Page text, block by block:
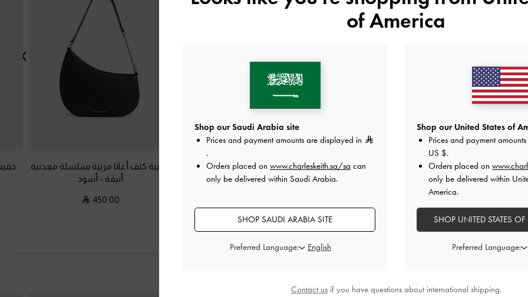
معدنية -
حقيبة كتف أغاثا بسلسلة-بنى شنطة كتف كالا- شوفاني
حقيبة كتف أغاثا مزينة بسلسلة معدنية
أنيقة - أسود
450.00
of America
Shop our Saudi Arabia site
Prices and payment amounts are displayed in
.
Orders placed on www.charleskeith.sa/sa can
only be delivered within Saudi Arabia.
SHOP SAUDI ARABIA SITE
Preferred Language:
Shop our United States of
Prices and payment
US $.
Orders placed on
only be delivered within
America.
SHOP UNITED STATES
Preferred Language:
Contact usif you have questions about international shipping.